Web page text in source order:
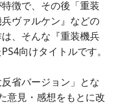
徴で、その後「重装
ヴァルケン』などの
、そんな『重装機兵
向けタイトルです。
省バージョン」とな
意見・感想をもとに改